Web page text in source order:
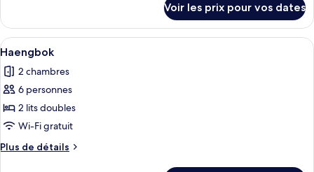
Neukkim
le
type
de
chambre
Neukkim
Voir les prix pour vos dates
Afficher
toutes
les
photos
pour
ce
type
de
Une cuisine moderne avec un coin
5
Haengbok
2 chambres
6 personnes
2 lits doubles
Wi-Fi gratuit
Plus de détails
Plus